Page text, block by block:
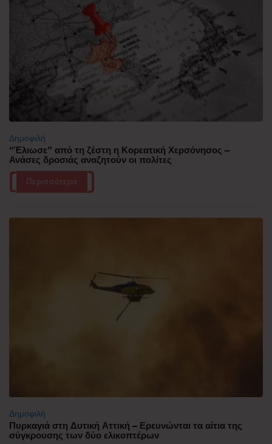
Δημοφιλή
“Έλιωσε” από τη ζέστη η Κορεατική Χερσόνησος –
Ανάσες δροσιάς αναζητούν οι πολίτες
Περισσότερα
Δημοφιλή
Πυρκαγιά στη Δυτική Αττική – Ερευνώνται τα αίτια της
σύγκρουσης των δύο ελικοπτέρων